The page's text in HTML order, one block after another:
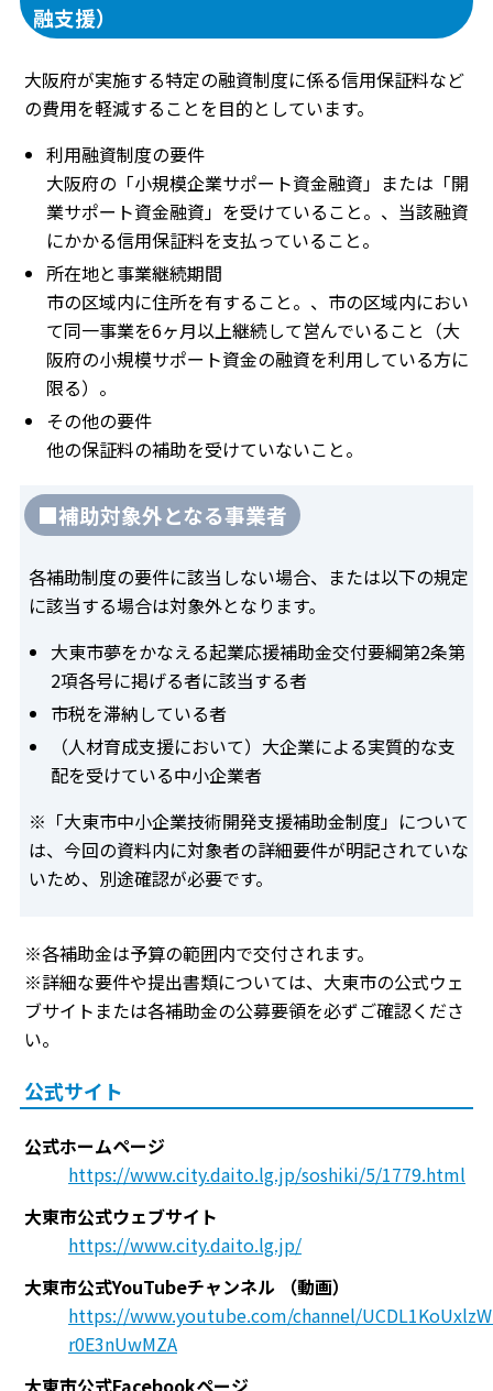
融支援）
大阪府が実施する特定の融資制度に係る信用保証料など
の費用を軽減することを目的としています。
利用融資制度の要件
大阪府の「小規模企業サポート資金融資」または「開
業サポート資金融資」を受けていること。、当該融資
にかかる信用保証料を支払っていること。
所在地と事業継続期間
市の区域内に住所を有すること。、市の区域内におい
て同一事業を6ヶ月以上継続して営んでいること（大
阪府の小規模サポート資金の融資を利用している方に
限る）。
その他の要件
他の保証料の補助を受けていないこと。
■補助対象外となる事業者
各補助制度の要件に該当しない場合、または以下の規定
に該当する場合は対象外となります。
大東市夢をかなえる起業応援補助金交付要綱第2条第
2項各号に掲げる者に該当する者
市税を滞納している者
（人材育成支援において）大企業による実質的な支
配を受けている中小企業者
※「大東市中小企業技術開発支援補助金制度」について
は、今回の資料内に対象者の詳細要件が明記されていな
いため、別途確認が必要です。
※各補助金は予算の範囲内で交付されます。
※詳細な要件や提出書類については、大東市の公式ウェ
ブサイトまたは各補助金の公募要領を必ずご確認くださ
い。
公式サイト
公式ホームページ
https://www.city.daito.lg.jp/soshiki/5/1779.html
大東市公式ウェブサイト
https://www.city.daito.lg.jp/
大東市公式YouTubeチャンネル
（動画）
https://www.youtube.com/channel/
r0E3nUwMZA
大東市公式Facebookページ